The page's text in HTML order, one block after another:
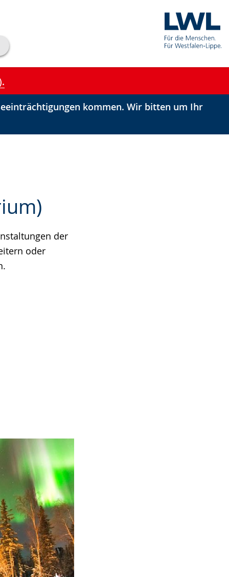
kommen. Wir bitten um Ihr
der
oder